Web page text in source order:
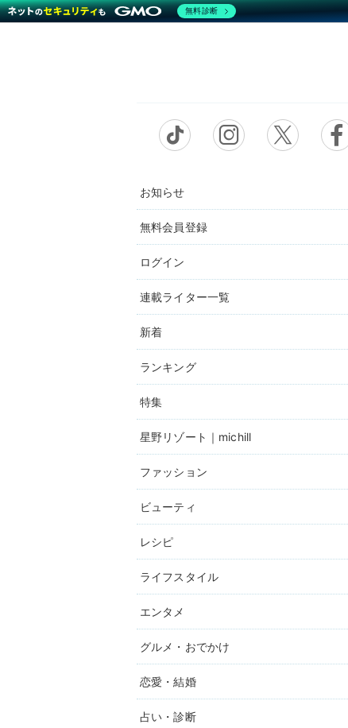
お知らせ
無料会員登録
ログイン
連載ライター一覧
新着
ランキング
特集
星野リゾート｜michill
ファッション
ビューティ
レシピ
ライフスタイル
エンタメ
グルメ・おでかけ
恋愛・結婚
占い・診断
無料診断